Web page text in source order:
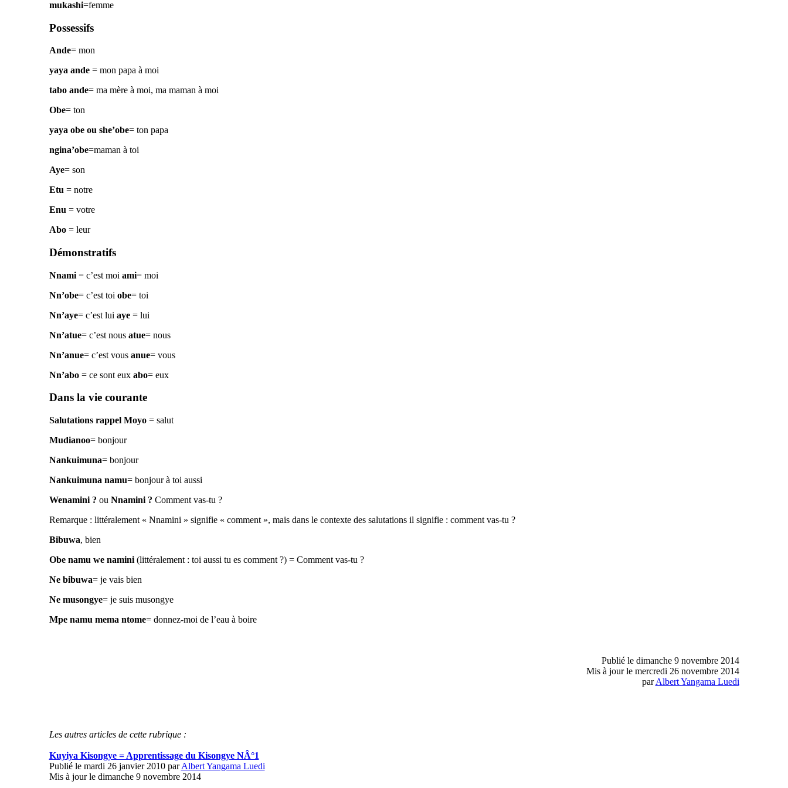
mukashi=femme
Possessifs
Ande= mon
yaya ande= mon papa à moi
tabo ande= ma mère à moi, ma maman à moi
Obe= ton
yaya obe ou she’obe= ton papa
ngina’obe=maman à toi
Aye= son
Etu = notre
Enu = votre
Abo= leur
Démonstratifs
Nnami= c’est moi ami= moi
Nn’obe= c’est toi obe= toi
Nn’aye= c’est lui aye= lui
Nn’atue= c’est nous atue= nous
Nn’anue= c’est vous anue= vous
Nn’abo= ce sont eux abo= eux
Dans la vie courante
Salutations rappel Moyo= salut
Mudianoo= bonjour
Nankuimuna= bonjour
Nankuimuna namu= bonjour à toi aussi
Wenamini ? ou Nnamini ? Comment vas-tu ?
Remarque : littéralement « Nnamini » signifie « comment », mais dans le contexte des salutations il signifie : comment vas-tu ?
Bibuwa, bien
Obe namu we namini(littéralement : toi aussi tu es comment ?) = Comment vas-tu ?
Ne bibuwa= je vais bien
Ne musongye= je suis musongye
Mpe namu mema ntome= donnez-moi de l’eau à boire
Publié le dimanche 9 novembre 2014
Mis à jour le mercredi 26 novembre 2014
parAlbert Yangama Luedi
Les autres articles de cette rubrique :
Kuyiya Kisongye = Apprentissage du Kisongye NÂ°1
Publié le mardi 26 janvier 2010 parAlbert Yangama Luedi
Mis à jour le dimanche 9 novembre 2014